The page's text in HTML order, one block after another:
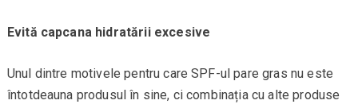
Evită capcana hidratării excesive
Unul dintre motivele pentru care SPF-ul pare gras nu este
întotdeauna produsul în sine, ci combinația cu alte produse